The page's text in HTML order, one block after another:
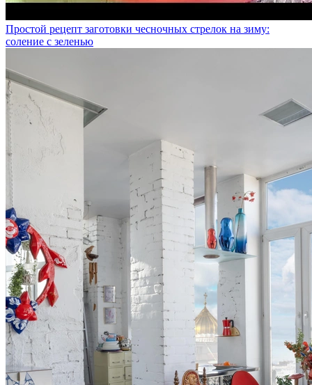
Простой рецепт заготовки чесночных стрелок на зиму:
соление с зеленью